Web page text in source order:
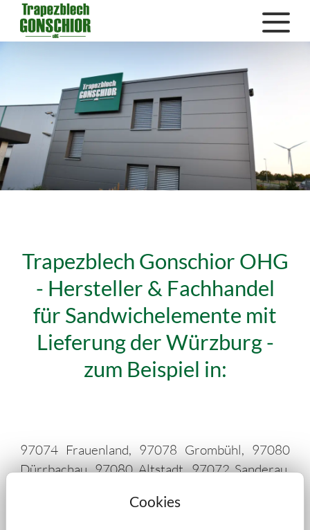
Trapezblech Gonschior OHG
- Hersteller & Fachhandel
für Sandwichelemente mit
Lieferung der Würzburg -
zum Beispiel in:
97074 Frauenland, 97078 Grombühl, 97080
Dürrbachau, 97080 Altstadt, 97072 Sanderau,
97082 Steinbachtal, 97082 Heidingsfeld,
Cookies